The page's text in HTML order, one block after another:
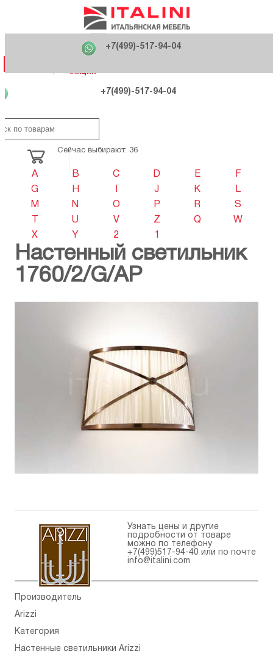
+7(499)-517-94-04
Фабрики
Распродажа
Как купить
О компании
Акция
+7(499)-517-94-04
121170 , г. Москва,
ул. Кутузовский проспект, д. 36 стр.3
+7(499)-517-94-04
Сейчас выбирают: 36
A B C D E
F
G
H J K
L
M
N O P R
S
U V Z Q
W
X
Y 2 1
Настенный светильник
1760/2/G/AP
Узнать цены и другие
подробности от товаре
можно по телефону
+7(499)517-94-40 или по почте
info@italini.com
Производитель
Arizzi
Категория
Настенные светильники Arizzi